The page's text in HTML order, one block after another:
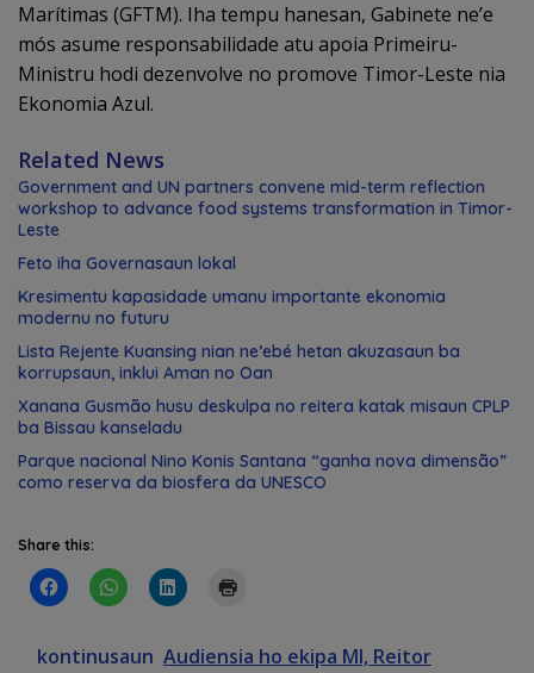
Marítimas (GFTM). Iha tempu hanesan, Gabinete ne’e
mós asume responsabilidade atu apoia Primeiru-
Ministru hodi dezenvolve no promove Timor-Leste nia
Ekonomia Azul.
Related News
Government and UN partners convene mid-term reflection
workshop to advance food systems transformation in Timor-
Leste
Feto iha Governasaun lokal
Kresimentu kapasidade umanu importante ekonomia
modernu no futuru
Lista Rejente Kuansing nian ne’ebé hetan akuzasaun ba
korrupsaun, inklui Aman no Oan
Xanana Gusmão husu deskulpa no reitera katak misaun CPLP
ba Bissau kanseladu
Parque nacional Nino Konis Santana “ganha nova dimensão”
como reserva da biosfera da UNESCO
Share this:
kontinusaun Audiensia ho ekipa MI, Reitor